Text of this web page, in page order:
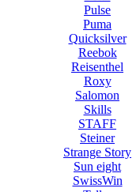
Pulse
Puma
Quicksilver
Reebok
Reisenthel
Roxy
Salomon
Skills
STAFF
Steiner
Strange Story
Sun eight
SwissWin